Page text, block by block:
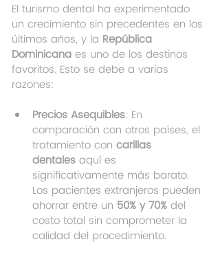
El turismo dental ha experimentado
un crecimiento sin precedentes en los
últimos años, y la República
Dominicana es uno de los destinos
favoritos. Esto se debe a varias
razones:
Precios Asequibles: En
comparación con otros países, el
tratamiento con carillas
dentales aquí es
significativamente más barato.
Los pacientes extranjeros pueden
ahorrar entre un 50% y 70% del
costo total sin comprometer la
calidad del procedimiento.